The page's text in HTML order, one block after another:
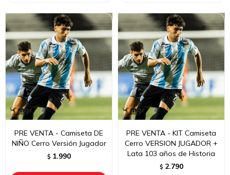
PRE VENTA - Camiseta DE
NIÑO Cerro Versión Jugador
$ 1.990
PRE VENTA - KIT Camiseta
Cerro VERSION JUGADOR +
Lata 103 años de Historia
$ 2.790